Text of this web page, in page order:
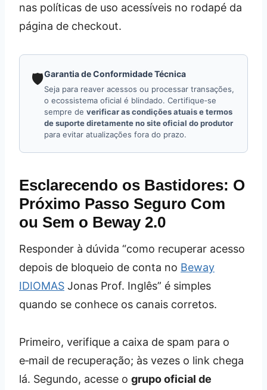
nas políticas de uso acessíveis no rodapé da
página de checkout.
🛡️Garantia de Conformidade Técnica
Seja para reaver acessos ou processar transações,
o ecossistema oficial é blindado. Certifique‑se
sempre de verificar as condições atuais e termos
de suporte diretamente no site oficial do produtor
para evitar atualizações fora do prazo.
Esclarecendo os Bastidores: O
Próximo Passo Seguro Com
ou Sem o Beway 2.0
Responder à dúvida “como recuperar acesso
depois de bloqueio de conta no Beway
IDIOMAS Jonas Prof. Inglês” é simples
quando se conhece os canais corretos.
Primeiro, verifique a caixa de spam para o
e‑mail de recuperação; às vezes o link chega
lá. Segundo, acesse o grupo oficial de